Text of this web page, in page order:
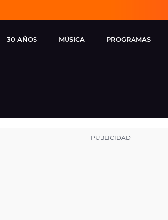
30 AÑOS MÚSICA
FM
PROGRAMAS